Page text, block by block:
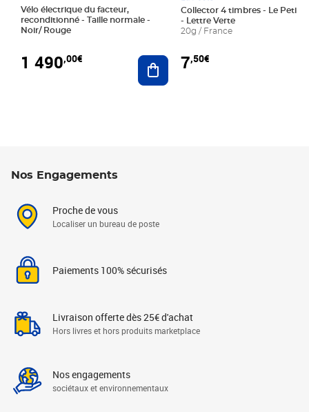
Vélo électrique du facteur,
reconditionné - Taille normale -
Noir/ Rouge
1 490,00€ Ajouter au panier
Collector 4 timbres - Le Petit
- Lettre Verte
20g / France
7,50€
Nos Engagements
Proche de vous
Localiser un bureau de poste
Paiements 100% sécurisés
Livraison offerte dès 25€ d'achat
Hors livres et hors produits marketplace
Nos engagements
sociétaux et environnementaux